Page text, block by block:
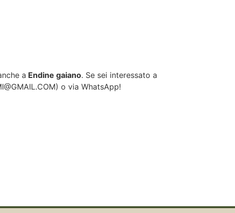
a Endine gaiano. Se sei interessato a
) o via WhatsApp!